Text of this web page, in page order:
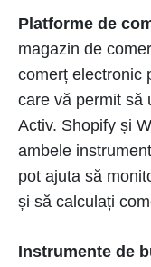
Platforme de
magazin de
comerț electronic
care vă permit să
Activ. Shopify și
ambele
pot ajuta să
și să calculați
Instrumente de